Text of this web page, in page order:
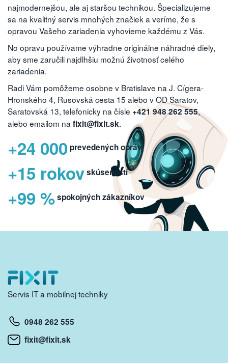
najmodernejšou, ale aj staršou technikou. Špecializujeme
sa na kvalitný servis mnohých značiek a veríme, že s
opravou Vašeho zariadenia vyhovieme každému z Vás.
No opravu používame výhradne originálne náhradné diely,
aby sme zaručili najdlhšiu možnú životnosť celého
zariadenia.
Radi Vám pomôžeme osobne v Bratislave na J. Cígera-
Hronského 4, Rusovská cesta 15 alebo v OD Saratov,
Saratovská 13, telefonicky na čísle +421 948 262 555,
alebo emailom na fixit@fixit.sk.
+24 000 prevedených opráv
+15 rokovskúseností
+99 %spokojných zákazníkov
Servis IT a mobilnej techniky
0948 262 555
fixit@fixit.sk